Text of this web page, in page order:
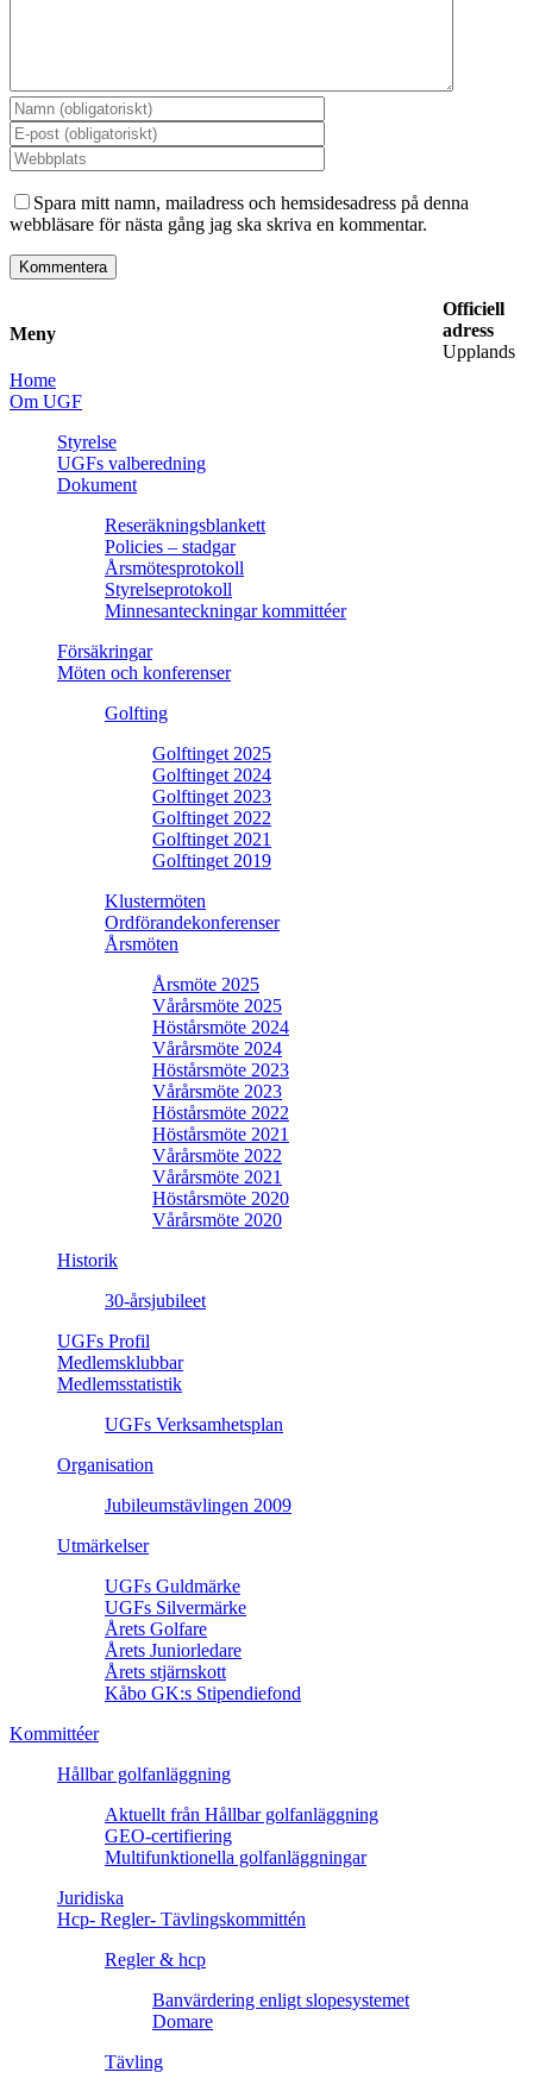
Spara mitt namn, mailadress och hemsidesadress på denna
webbläsare för nästa gång jag ska skriva en kommentar.
Meny
Home
Om UGF
Styrelse
UGFs valberedning
Dokument
Reseräkningsblankett
Policies – stadgar
Årsmötesprotokoll
Styrelseprotokoll
Minnesanteckningar kommittéer
Försäkringar
Möten och konferenser
Golfting
Golftinget 2025
Golftinget 2024
Golftinget 2023
Golftinget 2022
Golftinget 2021
Golftinget 2019
Klustermöten
Ordförandekonferenser
Årsmöten
Årsmöte 2025
Vårårsmöte 2025
Höstårsmöte 2024
Vårårsmöte 2024
Höstårsmöte 2023
Vårårsmöte 2023
Höstårsmöte 2022
Höstårsmöte 2021
Vårårsmöte 2022
Vårårsmöte 2021
Höstårsmöte 2020
Vårårsmöte 2020
Historik
30-årsjubileet
UGFs Profil
Medlemsklubbar
Medlemsstatistik
UGFs Verksamhetsplan
Organisation
Jubileumstävlingen 2009
Utmärkelser
UGFs Guldmärke
UGFs Silvermärke
Årets Golfare
Årets Juniorledare
Årets stjärnskott
Kåbo GK:s Stipendiefond
Kommittéer
Hållbar golfanläggning
Aktuellt från Hållbar golfanläggning
GEO-certifiering
Multifunktionella golfanläggningar
Juridiska
Hcp- Regler- Tävlingskommittén
Regler & hcp
Banvärdering enligt slopesystemet
Domare
Tävling
Officiell
adress
Upplands